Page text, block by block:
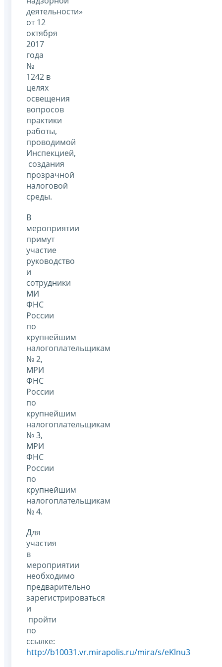
деятельности»
от 12
октября
2017
года
№
1242 в
целях
освещения
вопросов
практики
работы,
проводимой
Инспекцией,
создания
прозрачной
налоговой
среды.
В
мероприятии
примут
участие
руководство
и
сотрудники
МИ
ФНС
России
по
крупнейшим
налогоплательщикам
№ 2,
МРИ
ФНС
России
по
крупнейшим
налогоплательщикам
№ 3,
МРИ
ФНС
России
по
крупнейшим
налогоплательщикам
№ 4.
Для
участия
в
мероприятии
необходимо
предварительно
зарегистрироваться
и
пройти
по
ссылке:
http://b10031.vr.mirapolis.ru/mira/s/eKlnu3